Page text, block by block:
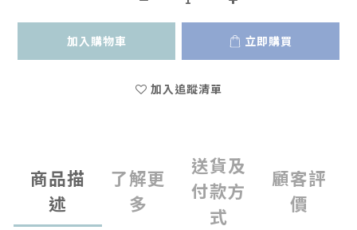
加入購物車 立即購買
加入追蹤清單
商品描
述
了解更
多
送貨及
付款方
式
顧客評
價